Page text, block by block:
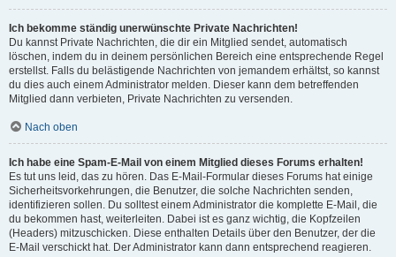
Ich bekomme ständig unerwünschte Private Nachrichten!
Du kannst Private Nachrichten, die dir ein Mitglied sendet, automatisch
löschen, indem du in deinem persönlichen Bereich eine entsprechende Regel
erstellst. Falls du belästigende Nachrichten von jemandem erhältst, so kannst
du dies auch einem Administrator melden. Dieser kann dem betreffenden
Mitglied dann verbieten, Private Nachrichten zu versenden.
Nach oben
Ich habe eine Spam-E-Mail von einem Mitglied dieses Forums erhalten!
Es tut uns leid, das zu hören. Das E-Mail-Formular dieses Forums hat einige
Sicherheitsvorkehrungen, die Benutzer, die solche Nachrichten senden,
identifizieren sollen. Du solltest einem Administrator die komplette E-Mail, die
du bekommen hast, weiterleiten. Dabei ist es ganz wichtig, die Kopfzeilen
(Headers) mitzuschicken. Diese enthalten Details über den Benutzer, der die
E-Mail verschickt hat. Der Administrator kann dann entsprechend reagieren.